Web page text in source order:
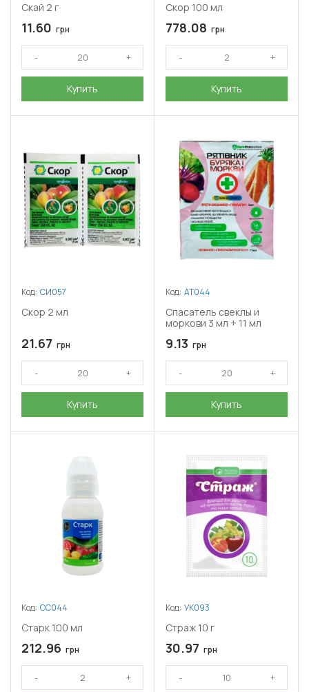
Скай 2 г
11.60 грн
Купить
Скор 100 мл
778.08 грн
Купить
Код: СИ057
Скор 2 мл
21.67 грн
Купить
Код: АТ044
Спасатель свеклы и
моркови 3 мл + 11 мл
9.13 грн
Купить
Код: СС044
Старк 100 мл
212.96 грн
Код: УК093
Страж 10 г
30.97 грн